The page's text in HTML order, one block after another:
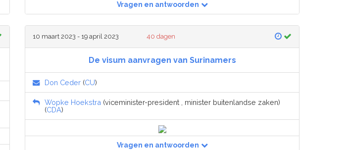
Vragen en antwoorden
10 maart 2023 - 19 april 2023 40 dagen
De visum aanvragen van Surinamers
Don Ceder (CU)
Wopke Hoekstra (viceminister-president , minister buitenlandse zaken)
(CDA)
Vragen en antwoorden